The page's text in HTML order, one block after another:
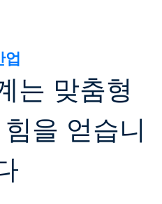
업
는 맞춤형
을 얻습니